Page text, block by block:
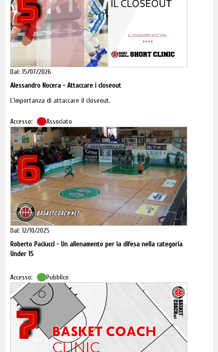
Dal: 15/07/2026
Alessandro Nocera - Attaccare i closeout
L'importanza di attaccare il closeout.
6
Accesso: Associato
Dal: 12/10/2025
Roberto Paciucci - Un allenamento per la difesa nella categoria
Under 15
7
Accesso: Pubblico